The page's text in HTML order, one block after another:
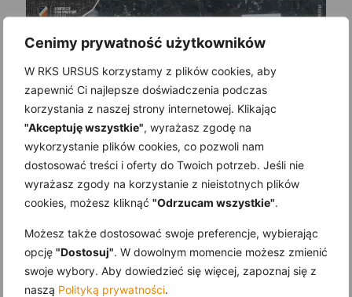
Cenimy prywatność użytkowników
W RKS URSUS korzystamy z plików cookies, aby
zapewnić Ci najlepsze doświadczenia podczas
korzystania z naszej strony internetowej. Klikając
"Akceptuję wszystkie" , wyrażasz zgodę na
wykorzystanie plików cookies, co pozwoli nam
dostosować treści i oferty do Twoich potrzeb. Jeśli nie
wyrażasz zgody na korzystanie z nieistotnych plików
cookies, możesz kliknąć "Odrzucam wszystkie"
Możesz także dostosować swoje preferencje, wybierając
opcję "Dostosuj" . W dowolnym momencie możesz zmienić
swoje wybory. Aby dowiedzieć się więcej, zapoznaj się z
naszą Polityką prywatności
„Ocalmy wspomnienia” – Historia RKS Ursus zapisana w kadrach – część 17.
Read more